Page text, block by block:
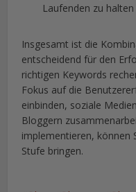
Laufenden zu
Insgesamt ist die
entscheidend für den
richtigen Keywords
Fokus auf die
einbinden, soziale
Bloggern
implementieren, können
Stufe bringen.